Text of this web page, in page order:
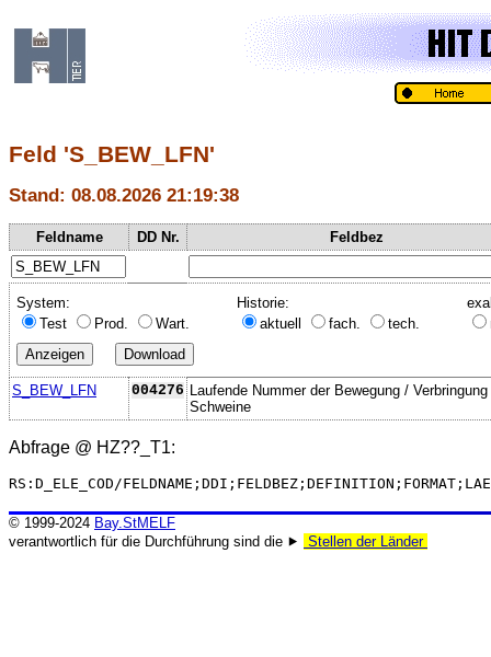
Feld 'S_BEW_LFN'
Stand: 08.08.2026 21:19:38
Feldname DD Nr. Feldbez
System:
Test
Prod. Wart.
Historie:
aktuell
fach. tech.
S_BEW_LFN 004276
Laufende Nummer der Bewegung / Verbringung
Schweine
Abfrage @ HZ??_T1:
RS:D_ELE_COD/
© 1999-2024 Bay.StMELF
verantwortlich für die Durchführung sind die ⯈
Stellen der Länder